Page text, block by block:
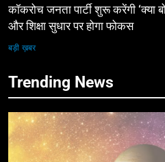
कॉकरोच जनता पार्टी शुरू करेंगी ‘क्या
और शिक्षा सुधार पर होगा फोकस
बड़ी ख़बर
Trending News